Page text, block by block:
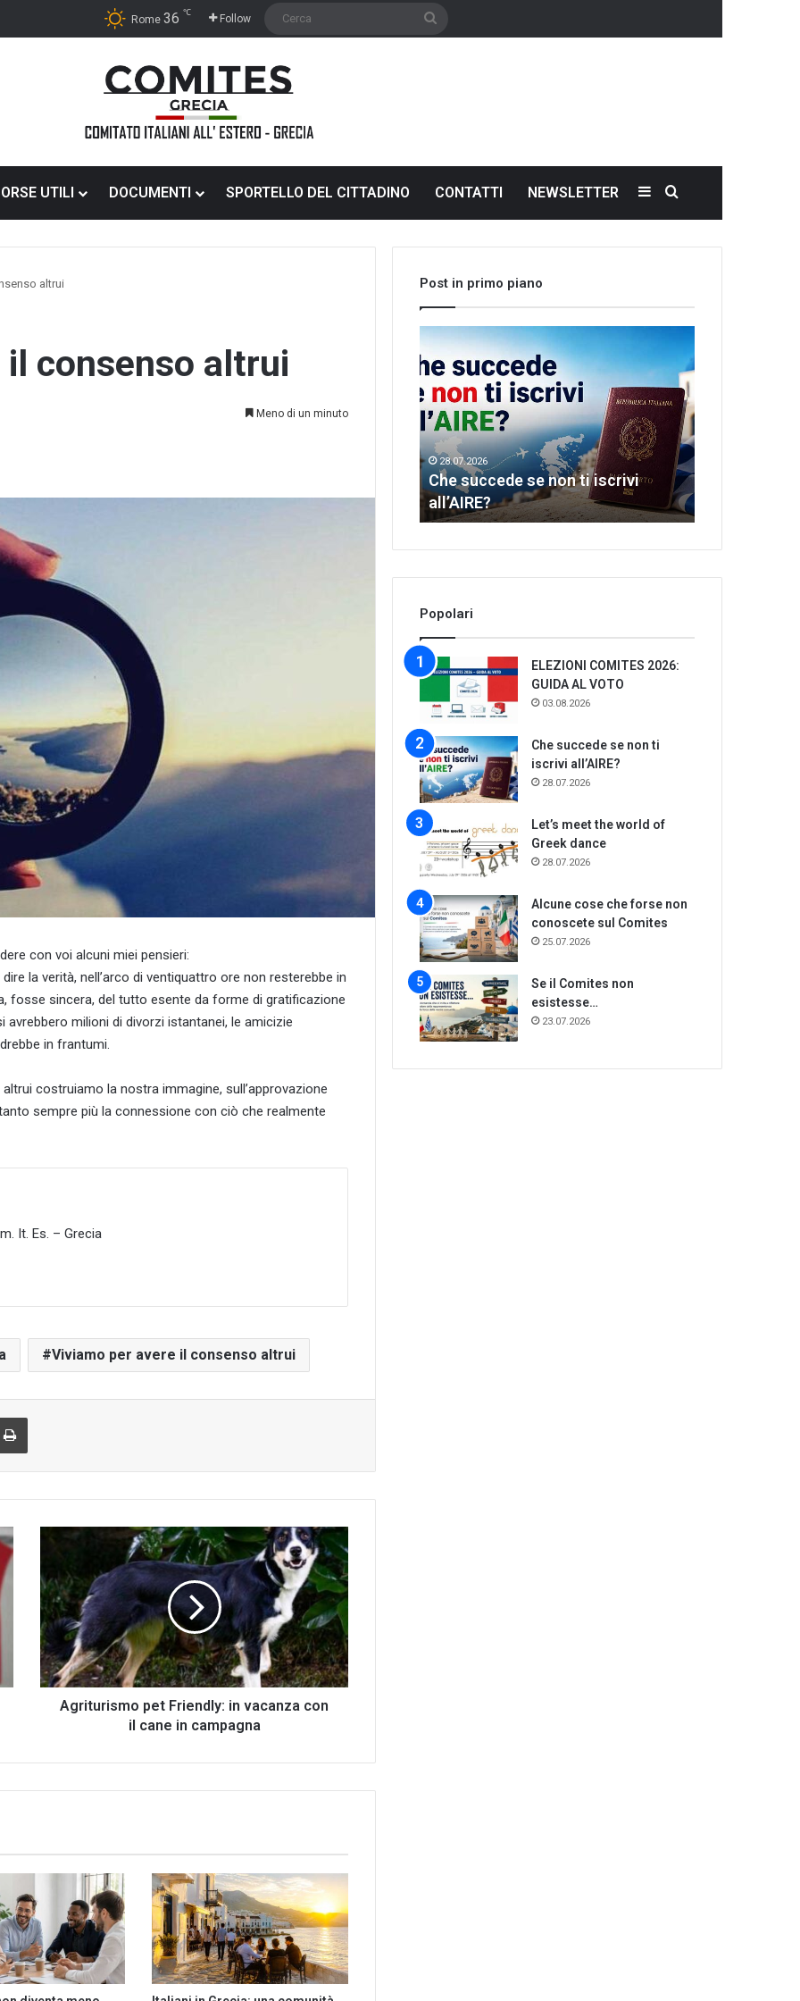
Rome 36 ℃ Follow Cerca
UTILI DOCUMENTI SPORTELLO DEL CITTADINO CONTATTI NEWSLETTER SidebarCerca
altrui
consenso altrui
Meno di un minuto
con voi alcuni miei pensieri:
la verità, nell’arco di ventiquattro ore non resterebbe in
fosse sincera, del tutto esente da forme di gratificazione
milioni di divorzi istantanei, le amicizie
in frantumi.
costruiamo la nostra immagine, sull’approvazione
sempre più la connessione con ciò che realmente
It. Es. – Grecia
Viviamo per avere il consenso altrui
email Print
Agriturismo
Friendly:
in
vacanza
con
il
cane
in
campagna
Agriturismo pet Friendly: in vacanza con
il cane in campagna
Post in primo piano
esistesse…
2026:
AL VOTO
Che
succede
se
non
ti
iscrivi
all’AIRE?
28.07.2026
Che succede se non ti iscrivi
all’AIRE?
the
of
dance
Popolari
ELEZIONI COMITES 2026:
GUIDA AL VOTO
03.08.2026
Che succede se non ti
iscrivi all’AIRE?
28.07.2026
Let’s meet the world of
Greek dance
28.07.2026
Alcune cose che forse non
conoscete sul Comites
25.07.2026
Se il Comites non
esistesse…
23.07.2026